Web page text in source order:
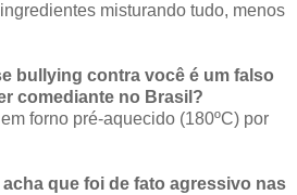
misturando tudo, menos
bullying contra você é um falso
comediante no Brasil?
forno pré-aquecido (180ºC) por
que foi de fato agressivo nas